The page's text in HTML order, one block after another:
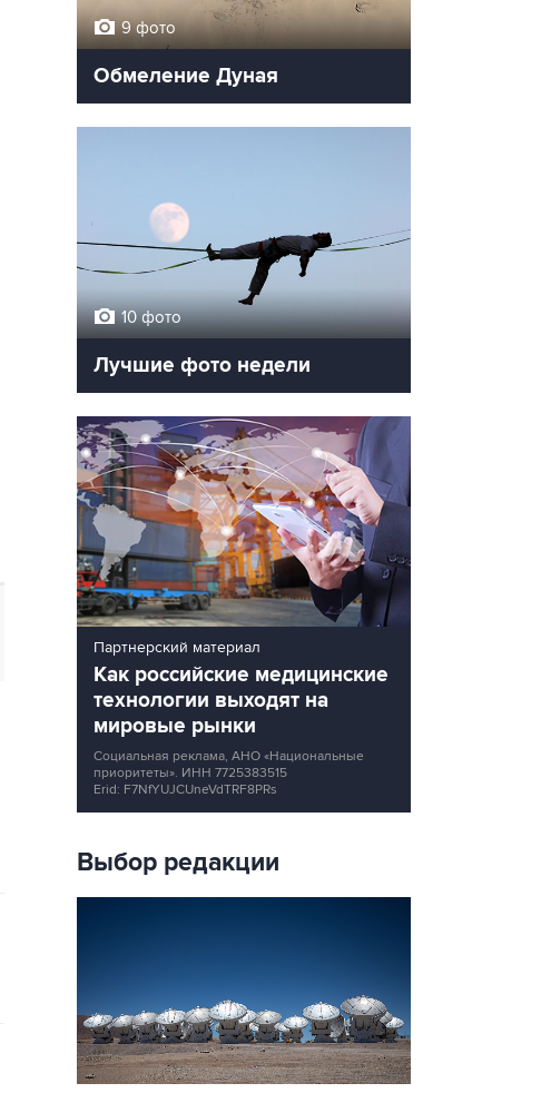
9 фото
Обмеление Дуная
10 фото
Лучшие фото недели
Партнерский материал
Как российские медицинские
технологии выходят на
мировые рынки
Социальная реклама, АНО «Национальные
приоритеты». ИНН 7725383515
Erid: F7NfYUJCUneVdTRF8PRs
Выбор редакции